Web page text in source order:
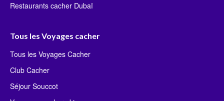
Restaurants cacher Dubaï
Tous les Voyages cacher
Tous les Voyages Cacher
Club Cacher
Séjour Souccot